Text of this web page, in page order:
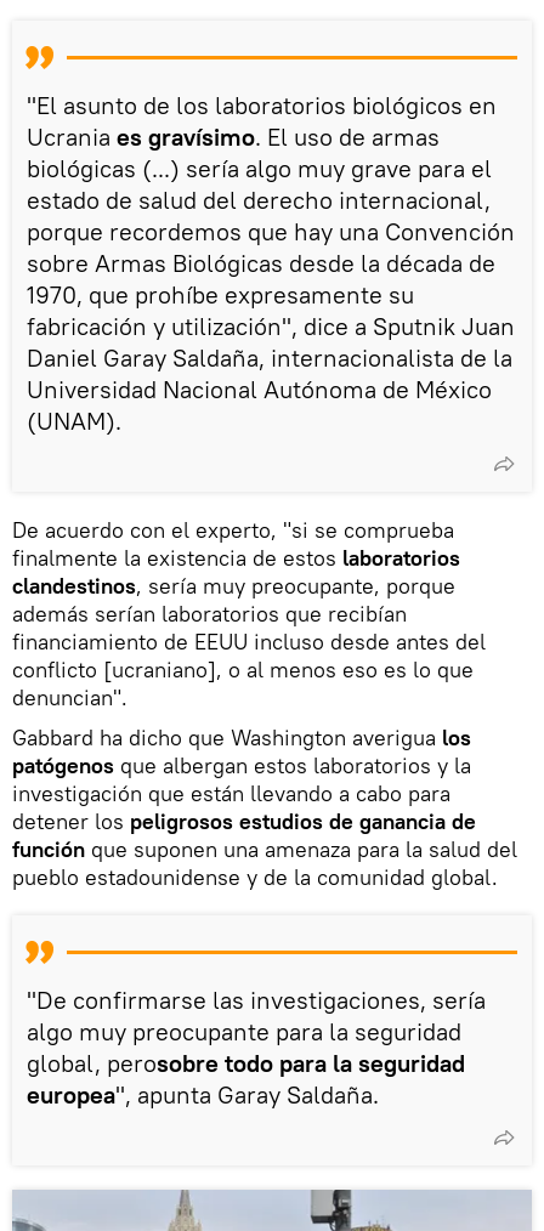
"El asunto de los laboratorios biológicos en
Ucrania es gravísimo. El uso de armas
biológicas (...) sería algo muy grave para el
estado de salud del derecho internacional,
porque recordemos que hay una Convención
sobre Armas Biológicas desde la década de
1970, que prohíbe expresamente su
fabricación y utilización", dice a Sputnik Juan
Daniel Garay Saldaña, internacionalista de la
Universidad Nacional Autónoma de México
(UNAM).
De acuerdo con el experto, "si se comprueba
finalmente la existencia de estos laboratorios
clandestinos, sería muy preocupante, porque
además serían laboratorios que recibían
financiamiento de EEUU incluso desde antes del
conflicto [ucraniano], o al menos eso es lo que
denuncian".
Gabbard ha dicho que Washington averigua los
patógenos que albergan estos laboratorios y la
investigación que están llevando a cabo para
detener los peligrosos estudios de ganancia de
función que suponen una amenaza para la salud del
pueblo estadounidense y de la comunidad global.
"De confirmarse las investigaciones, sería
algo muy preocupante para la seguridad
global, perosobre todo para la seguridad
europea", apunta Garay Saldaña.